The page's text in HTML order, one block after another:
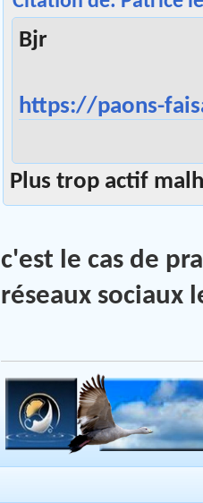
Bjr
https://paons-
Plus trop actif
c'est le cas de
réseaux sociaux